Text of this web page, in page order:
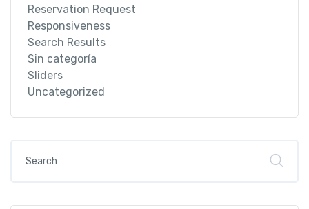
Reservation Request
Responsiveness
Search Results
Sin categoría
Sliders
Uncategorized